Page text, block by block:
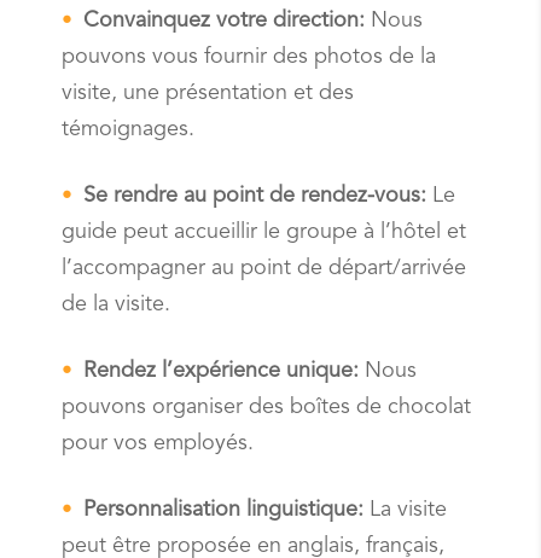
Convainquez votre direction: Nous
pouvons vous fournir des photos de la
visite, une présentation et des
témoignages.
Se rendre au point de rendez-vous: Le
guide peut accueillir le groupe à l’hôtel et
l’accompagner au point de départ/arrivée
de la visite.
Rendez l’expérience unique: Nous
pouvons organiser des boîtes de chocolat
pour vos employés.
Personnalisation linguistique: La visite
peut être proposée en anglais, français,